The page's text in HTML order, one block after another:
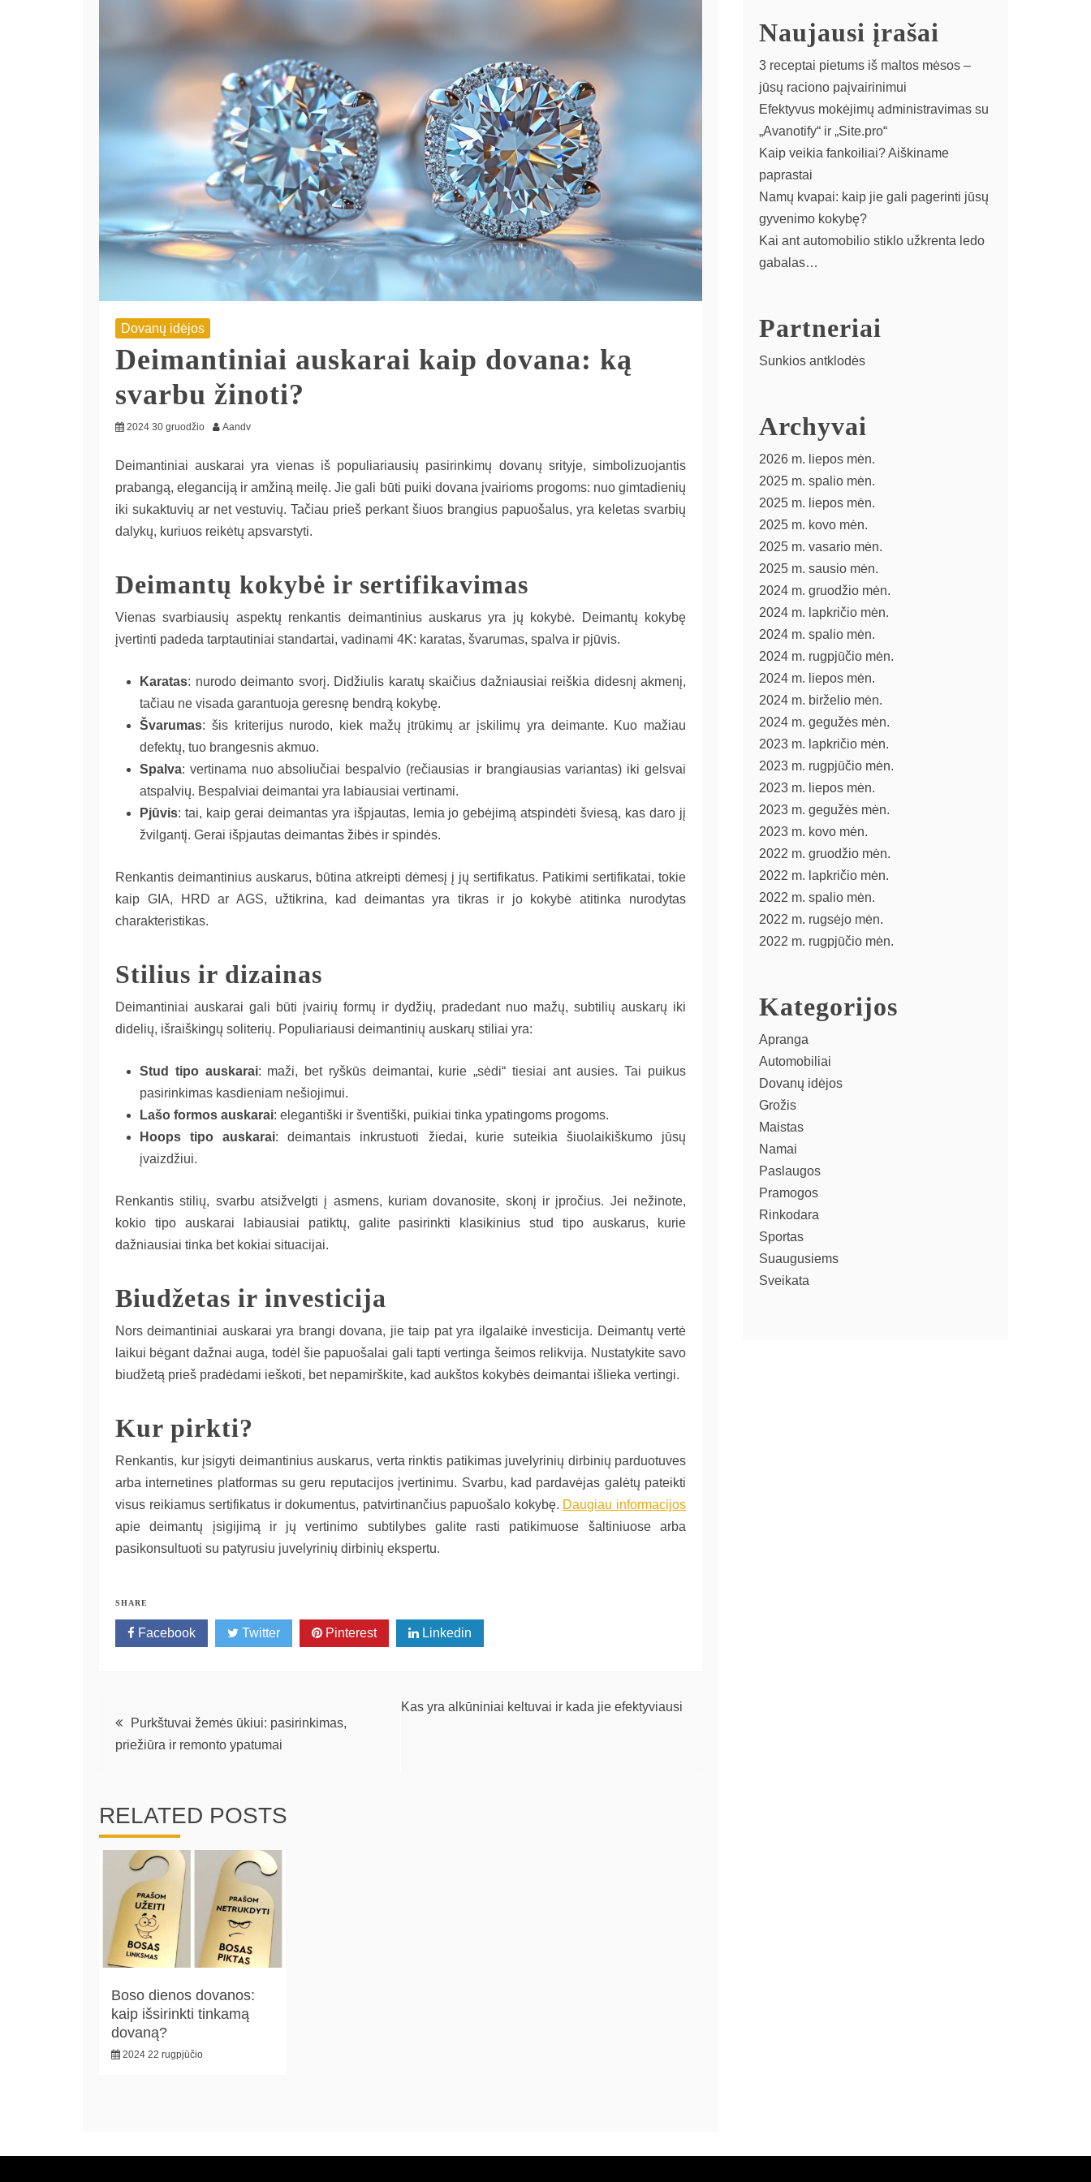
Dovanų idėjos
Deimantiniai auskarai kaip dovana: ką
svarbu žinoti?
2024 30 gruodžio Aandv
Deimantiniai auskarai yra vienas iš populiariausių pasirinkimų dovanų srityje, simbolizuojantis
prabangą, eleganciją ir amžiną meilę. Jie gali būti puiki dovana įvairioms progoms: nuo gimtadienių
iki sukaktuvių ar net vestuvių. Tačiau prieš perkant šiuos brangius papuošalus, yra keletas svarbių
dalykų, kuriuos reikėtų apsvarstyti.
Deimantų kokybė ir sertifikavimas
Vienas svarbiausių aspektų renkantis deimantinius auskarus yra jų kokybė. Deimantų kokybę
įvertinti padeda tarptautiniai standartai, vadinami 4K: karatas, švarumas, spalva ir pjūvis.
Karatas: nurodo deimanto svorį. Didžiulis karatų skaičius dažniausiai reiškia didesnį akmenį,
tačiau ne visada garantuoja geresnę bendrą kokybę.
Švarumas: šis kriterijus nurodo, kiek mažų įtrūkimų ar įskilimų yra deimante. Kuo mažiau
defektų, tuo brangesnis akmuo.
Spalva: vertinama nuo absoliučiai bespalvio (rečiausias ir brangiausias variantas) iki gelsvai
atspalvių. Bespalviai deimantai yra labiausiai vertinami.
Pjūvis: tai, kaip gerai deimantas yra išpjautas, lemia jo gebėjimą atspindėti šviesą, kas daro jį
žvilgantį. Gerai išpjautas deimantas žibės ir spindės.
Renkantis deimantinius auskarus, būtina atkreipti dėmesį į jų sertifikatus. Patikimi sertifikatai, tokie
kaip GIA, HRD ar AGS, užtikrina, kad deimantas yra tikras ir jo kokybė atitinka nurodytas
charakteristikas.
Stilius ir dizainas
Deimantiniai auskarai gali būti įvairių formų ir dydžių, pradedant nuo mažų, subtilių auskarų iki
didelių, išraiškingų soliterių. Populiariausi deimantinių auskarų stiliai yra:
Stud tipo auskarai: maži, bet ryškūs deimantai, kurie „sėdi“ tiesiai ant ausies. Tai puikus
pasirinkimas kasdieniam nešiojimui.
Lašo formos auskarai: elegantiški ir šventiški, puikiai tinka ypatingoms progoms.
Hoops tipo auskarai: deimantais inkrustuoti žiedai, kurie suteikia šiuolaikiškumo jūsų
įvaizdžiui.
Renkantis stilių, svarbu atsižvelgti į asmens, kuriam dovanosite, skonį ir įpročius. Jei nežinote,
kokio tipo auskarai labiausiai patiktų, galite pasirinkti klasikinius stud tipo auskarus, kurie
dažniausiai tinka bet kokiai situacijai.
Biudžetas ir investicija
Nors deimantiniai auskarai yra brangi dovana, jie taip pat yra ilgalaikė investicija. Deimantų vertė
laikui bėgant dažnai auga, todėl šie papuošalai gali tapti vertinga šeimos relikvija. Nustatykite savo
biudžetą prieš pradėdami ieškoti, bet nepamirškite, kad aukštos kokybės deimantai išlieka vertingi.
Kur pirkti?
Renkantis, kur įsigyti deimantinius auskarus, verta rinktis patikimas juvelyrinių dirbinių parduotuves
arba internetines platformas su geru reputacijos įvertinimu. Svarbu, kad pardavėjas galėtų pateikti
visus reikiamus sertifikatus ir dokumentus, patvirtinančius papuošalo kokybę. Daugiau informacijos
apie deimantų įsigijimą ir jų vertinimo subtilybes galite rasti patikimuose šaltiniuose arba
pasikonsultuoti su patyrusiu juvelyrinių dirbinių ekspertu.
SHARE
Facebook Twitter Pinterest Linkedin
Navigacija
tarp
įrašų
Purkštuvai žemės ūkiui: pasirinkimas,
priežiūra ir remonto ypatumai
Kas yra alkūniniai keltuvai ir kada jie efektyviausi
RELATED POSTS
Boso dienos dovanos:
kaip išsirinkti tinkamą
dovaną?
2024 22 rugpjūčio
Naujausi įrašai
3 receptai pietums iš maltos mėsos –
jūsų raciono paįvairinimui
Efektyvus mokėjimų administravimas su
„Avanotify“ ir „Site.pro“
Kaip veikia fankoiliai? Aiškiname
paprastai
Namų kvapai: kaip jie gali pagerinti jūsų
gyvenimo kokybę?
Kai ant automobilio stiklo užkrenta ledo
gabalas…
Partneriai
Sunkios antklodės
Archyvai
2026 m. liepos mėn.
2025 m. spalio mėn.
2025 m. liepos mėn.
2025 m. kovo mėn.
2025 m. vasario mėn.
2025 m. sausio mėn.
2024 m. gruodžio mėn.
2024 m. lapkričio mėn.
2024 m. spalio mėn.
2024 m. rugpjūčio mėn.
2024 m. liepos mėn.
2024 m. birželio mėn.
2024 m. gegužės mėn.
2023 m. lapkričio mėn.
2023 m. rugpjūčio mėn.
2023 m. liepos mėn.
2023 m. gegužės mėn.
2023 m. kovo mėn.
2022 m. gruodžio mėn.
2022 m. lapkričio mėn.
2022 m. spalio mėn.
2022 m. rugsėjo mėn.
2022 m. rugpjūčio mėn.
Kategorijos
Apranga
Automobiliai
Dovanų idėjos
Grožis
Maistas
Namai
Paslaugos
Pramogos
Rinkodara
Sportas
Suaugusiems
Sveikata